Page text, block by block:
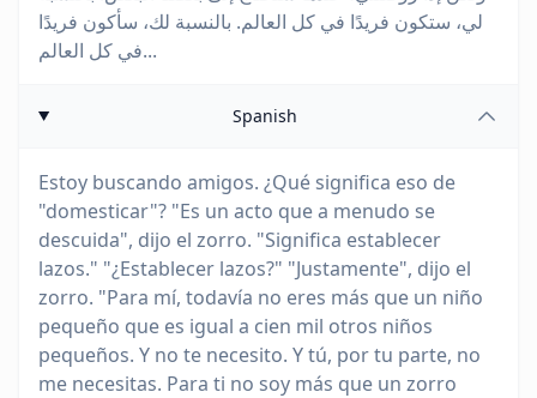
لي، ستكون فريدًا في كل العالم. بالنسبة لك، سأكون فريدًا
في كل العالم...
Spanish
Estoy buscando amigos. ¿Qué significa eso de
"domesticar"? "Es un acto que a menudo se
descuida", dijo el zorro. "Significa establecer
lazos." "¿Establecer lazos?" "Justamente", dijo el
zorro. "Para mí, todavía no eres más que un niño
pequeño que es igual a cien mil otros niños
pequeños. Y no te necesito. Y tú, por tu parte, no
me necesitas. Para ti no soy más que un zorro